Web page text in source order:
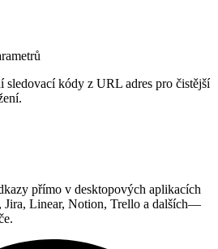
sledovací kódy z URL adres pro čistější
přímo v desktopových aplikacích
Jira, Linear, Notion, Trello a dalších—